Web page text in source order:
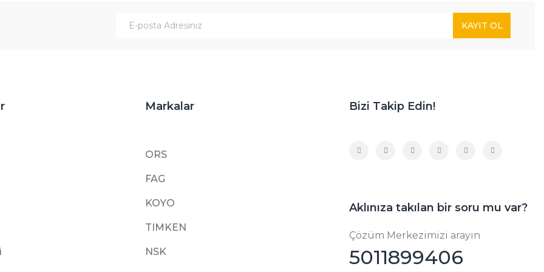
KAYIT OL
Markalar
ORS
FAG
KOYO
TIMKEN
NSK
Bizi Takip Edin!
Aklınıza takılan bir soru mu var?
Çözüm Merkezimizi arayın
5011899406